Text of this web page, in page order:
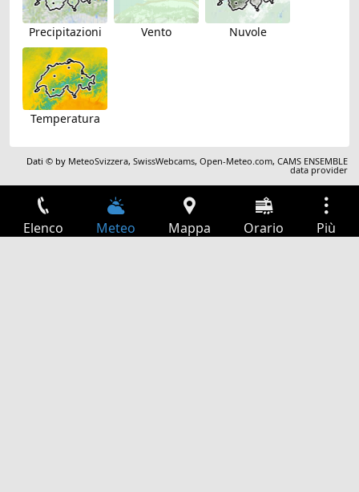
Precipitazioni Vento Nuvole
Temperatura
Dati © by MeteoSvizzera,SwissWebcams,Open-Meteo.com,CAMS ENSEMBLE
data provider
Elenco Meteo Mappa Orario Più